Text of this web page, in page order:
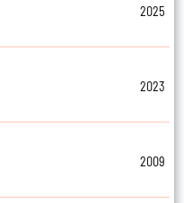
2025
2023
2009